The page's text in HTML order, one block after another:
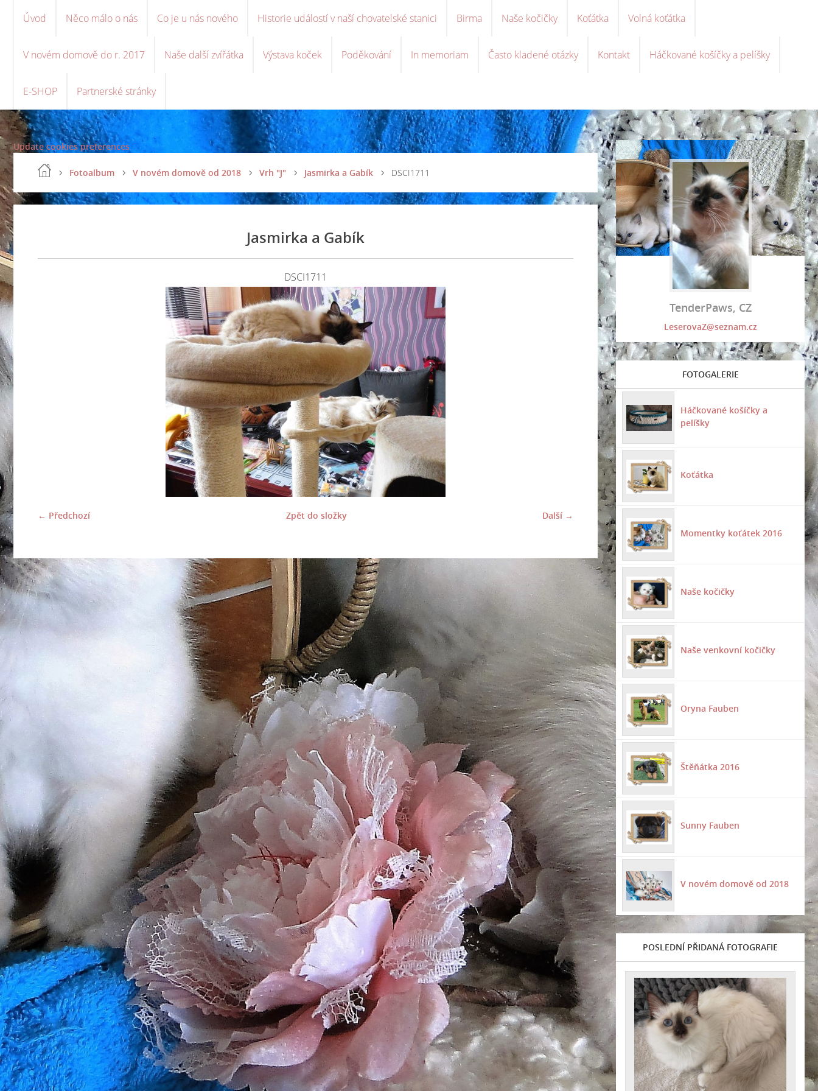
Úvod Něco málo o nás Co je u nás nového Historie událostí v naší chovatelské stanici Birma Naše kočičky Koťátka Volná koťátka
V novém domově do r. 2017 Naše další zvířátka Výstava koček Poděkování In memoriam Často kladené otázky Kontakt Háčkované košíčky a pelíšky
E-SHOP Partnerské stránky
Update cookies preferences
Fotoalbum V novém domově od 2018 Vrh "J" Jasmirka a Gabík DSCI1711
Jasmirka a Gabík
DSCI1711
← Předchozí Další →
Zpět do složky
TenderPaws, CZ
LeserovaZ@seznam.cz
FOTOGALERIE
Háčkované košíčky a
pelíšky
Koťátka
Momentky koťátek 2016
Naše kočičky
Naše venkovní kočičky
Oryna Fauben
Štěňátka 2016
Sunny Fauben
V novém domově od 2018
POSLEDNÍ PŘIDANÁ FOTOGRAFIE